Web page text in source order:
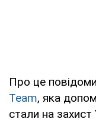
Про це
Team, яка
стали на